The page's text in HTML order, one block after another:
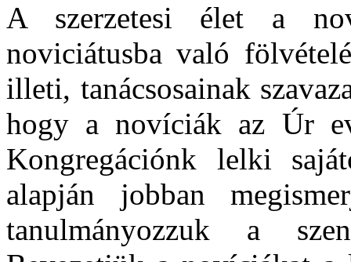
A szerzetesi élet a
noviciátusba való
illeti, tanácsosainak
hogy a novíciák az Úr
Kongregációnk lelki
alapján jobban
tanulmányozzuk a